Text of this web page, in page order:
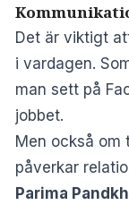
Det är viktigt
i vardagen.
man sett på
jobbet.
Men också om
påverkar
Parima